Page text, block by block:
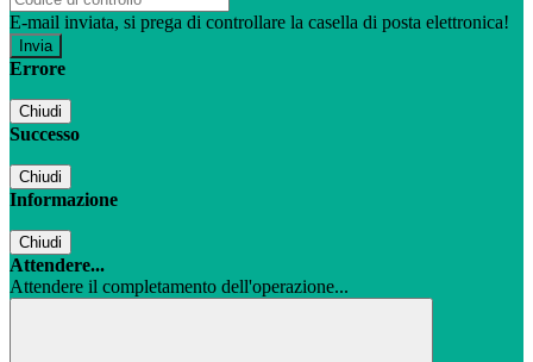
E-mail inviata, si prega di controllare la casella di posta elettronica!
Errore
Chiudi
Successo
Chiudi
Informazione
Chiudi
Attendere...
Attendere il completamento dell'operazione...